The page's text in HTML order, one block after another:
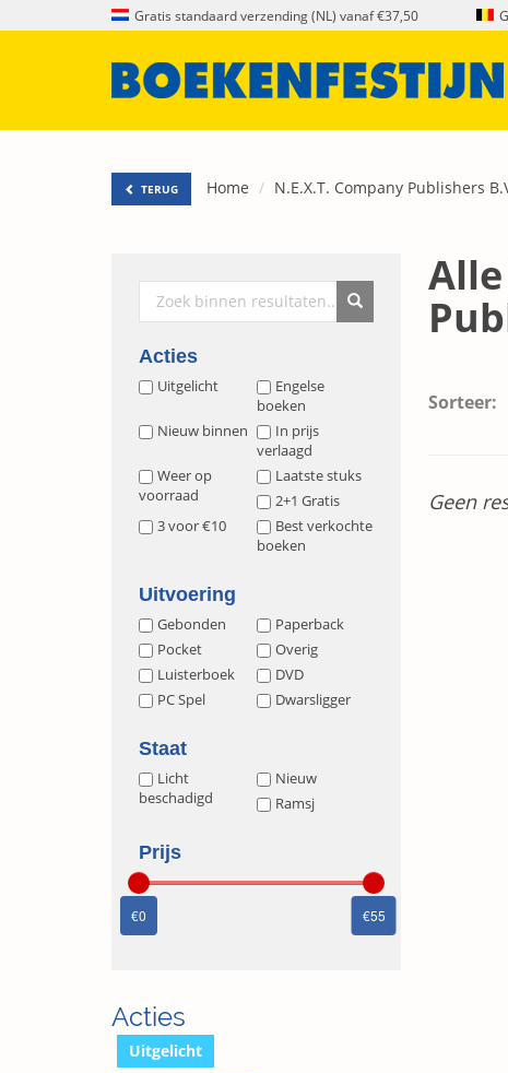
Gratis standaard verzending (NL) vanaf €37,50
TERUG Home N.E.X.T. Company Publishers
Acties
Uitgelicht
Engelse
boeken
Nieuw binnen
In prijs
verlaagd
Weer op
voorraad
Laatste stuks
2+1 Gratis
3 voor €10
Best verkochte
boeken
Uitvoering
Gebonden
Paperback
Pocket
Overig
Luisterboek
DVD
PC Spel
Dwarsligger
Staat
Licht
beschadigd
Nieuw
Ramsj
Prijs
0 55
Acties
Uitgelicht
Sorteer:
Geen